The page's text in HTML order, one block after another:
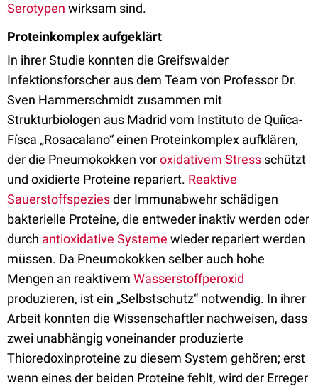
Serotypen wirksam sind.
Proteinkomplex aufgeklärt
In ihrer Studie konnten die Greifswalder
Infektionsforscher aus dem Team von Professor Dr.
Sven Hammerschmidt zusammen mit
Strukturbiologen aus Madrid vom Instituto de Quíica-
Físca „Rosacalano“ einen Proteinkomplex aufklären,
der die Pneumokokken voroxidativem Stress schützt
und oxidierte Proteine repariert. Reaktive
Sauerstoffspeziesder Immunabwehr schädigen
bakterielle Proteine, die entweder inaktiv werden oder
durch antioxidative Systeme wieder repariert werden
müssen. Da Pneumokokken selber auch hohe
Mengen an reaktivem Wasserstoffperoxid
produzieren, ist ein „Selbstschutz“ notwendig. In ihrer
Arbeit konnten die Wissenschaftler nachweisen, dass
zwei unabhängig voneinander produzierte
Thioredoxinproteine zu diesem System gehören; erst
wenn eines der beiden Proteine fehlt, wird der Erreger